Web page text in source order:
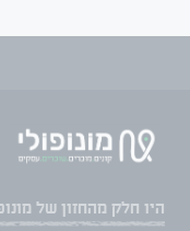
היו חלק מהחזון של